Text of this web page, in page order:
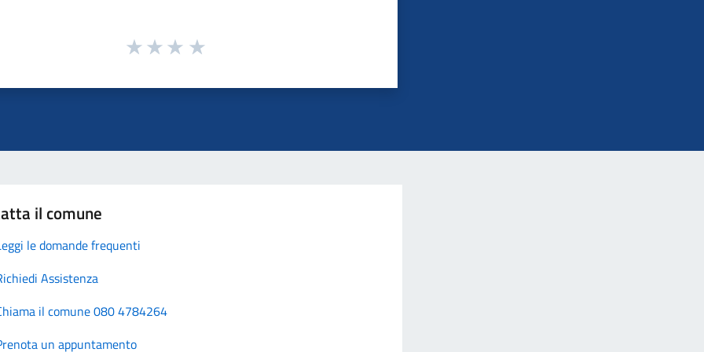
il comune
le domande frequenti
Assistenza
il comune 080 4784264
un appuntamento